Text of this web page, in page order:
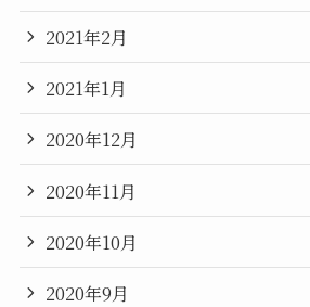
2021年2月
2021年1月
2020年12月
2020年11月
2020年10月
2020年9月